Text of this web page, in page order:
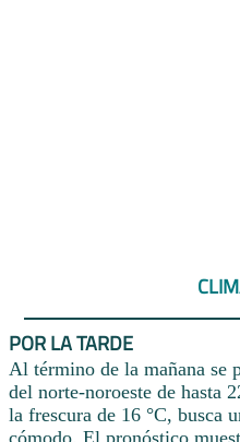
POR LA TARDE
Al término de la mañana se
del norte-noroeste de hasta
la frescura de 16 °C, busca
cómodo. El pronóstico